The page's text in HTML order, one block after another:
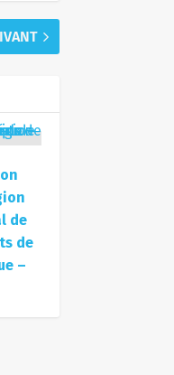
de
de
–